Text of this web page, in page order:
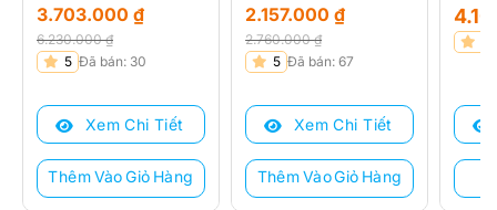
6.230.000₫
Giá
là:
6.230.000 ₫.
3.703.000 ₫
Giá
tại
3.703.000 ₫.
5 Đã bán: 30
Xem Chi Tiết
Thêm Vào Giỏ Hàng
2.760.000₫
Giá
là:
2.760.000 ₫.
2.157.000₫
Giá
tại
2.157.000 ₫.
5 Đã bán: 67
Xem Chi Tiết
Thêm Vào Giỏ Hàng